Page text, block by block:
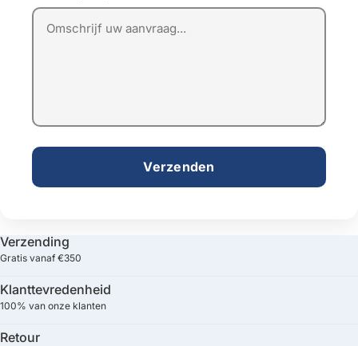
Verzenden
Verzending
Gratis vanaf €350
Klanttevredenheid
100% van onze klanten
Retour